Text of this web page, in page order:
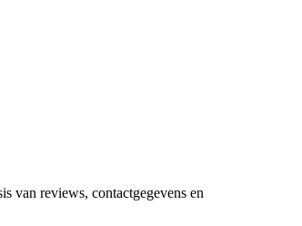
van reviews, contactgegevens en